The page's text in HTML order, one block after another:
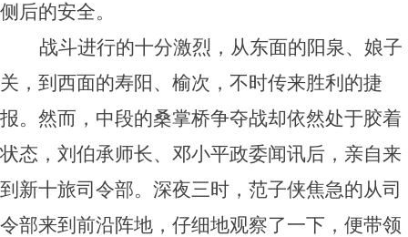
侧后的安全。
战斗进行的十分激烈，从东面的阳泉、娘子
关，到西面的寿阳、榆次，不时传来胜利的捷
报。然而，中段的桑掌桥争夺战却依然处于胶着
状态，刘伯承师长、邓小平政委闻讯后，亲自来
到新十旅司令部。深夜三时，范子侠焦急的从司
令部来到前沿阵地，仔细地观察了一下，便带领